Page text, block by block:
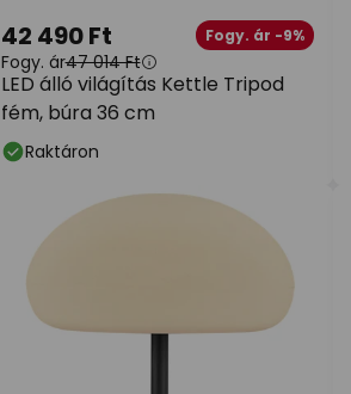
LED álló világítás Kettle Tripod
fém, búra 36 cm
42 490 Ft Fogy. ár -9%
Fogy. ár47 014 Ft
Raktáron